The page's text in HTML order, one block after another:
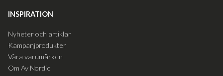
INSPIRATION
Nyheter och artiklar
Kampanjprodukter
Våra varumärken
Om Av Nordic